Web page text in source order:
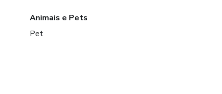
Animais e Pets
Pet